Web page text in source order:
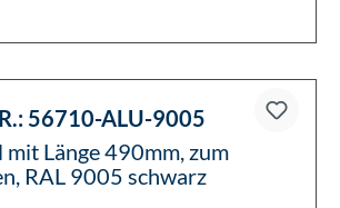
56710-ALU-9005
mit Länge 490mm, zum
RAL 9005 schwarz